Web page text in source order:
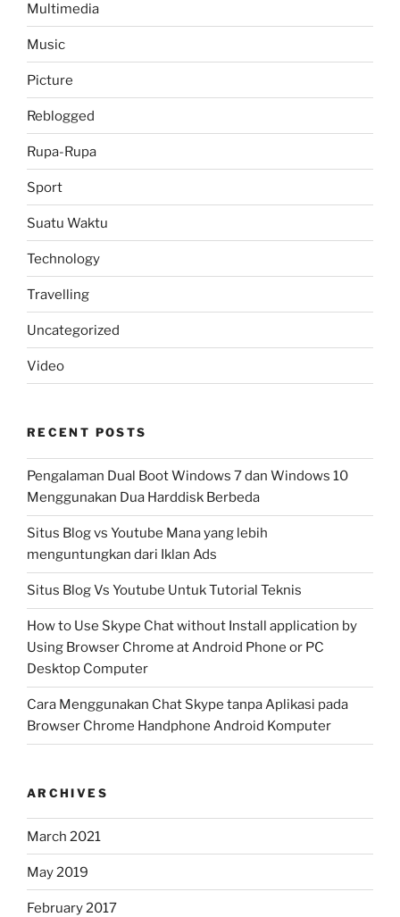
Multimedia
Music
Picture
Reblogged
Rupa-Rupa
Sport
Suatu Waktu
Technology
Travelling
Uncategorized
Video
RECENT POSTS
Pengalaman Dual Boot Windows 7 dan Windows 10
Menggunakan Dua Harddisk Berbeda
Situs Blog vs Youtube Mana yang lebih
menguntungkan dari Iklan Ads
Situs Blog Vs Youtube Untuk Tutorial Teknis
How to Use Skype Chat without Install application by
Using Browser Chrome at Android Phone or PC
Desktop Computer
Cara Menggunakan Chat Skype tanpa Aplikasi pada
Browser Chrome Handphone Android Komputer
ARCHIVES
March 2021
May 2019
February 2017